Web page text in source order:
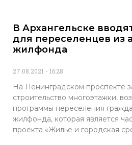
В Архангельске
для переселенцев из
жилфонда
27.08.2021 16:28
На Ленинградском проспекте
строительство многоэтажки,
программы переселения
жилфонда, которая является
проекта «Жилье и городская